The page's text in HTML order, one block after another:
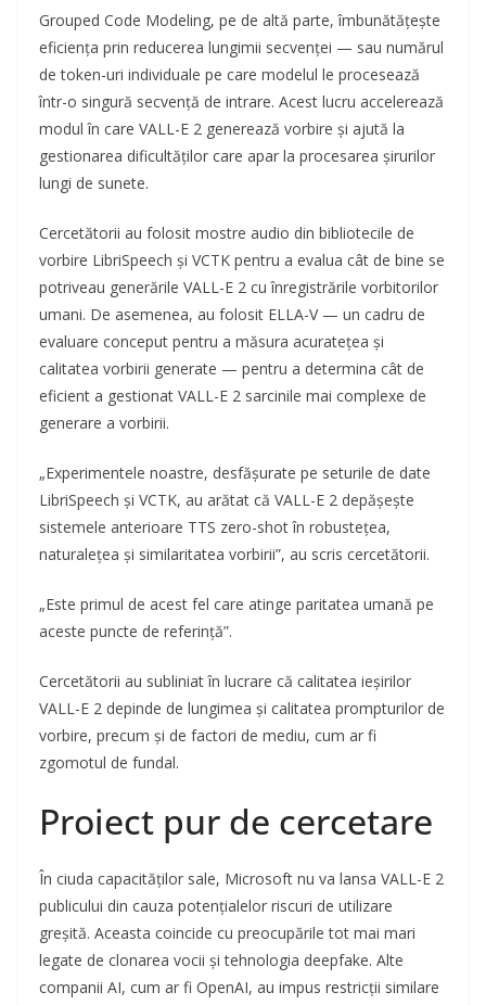
Grouped Code Modeling, pe de altă parte, îmbunătățește
eficiența prin reducerea lungimii secvenței — sau numărul
de token-uri individuale pe care modelul le procesează
într-o singură secvență de intrare. Acest lucru accelerează
modul în care VALL-E 2 generează vorbire și ajută la
gestionarea dificultăților care apar la procesarea șirurilor
lungi de sunete.
Cercetătorii au folosit mostre audio din bibliotecile de
vorbire LibriSpeech și VCTK pentru a evalua cât de bine se
potriveau generările VALL-E 2 cu înregistrările vorbitorilor
umani. De asemenea, au folosit ELLA-V — un cadru de
evaluare conceput pentru a măsura acuratețea și
calitatea vorbirii generate — pentru a determina cât de
eficient a gestionat VALL-E 2 sarcinile mai complexe de
generare a vorbirii.
„Experimentele noastre, desfășurate pe seturile de date
LibriSpeech și VCTK, au arătat că VALL-E 2 depășește
sistemele anterioare TTS zero-shot în robustețea,
naturalețea și similaritatea vorbirii”, au scris cercetătorii.
„Este primul de acest fel care atinge paritatea umană pe
aceste puncte de referință”.
Cercetătorii au subliniat în lucrare că calitatea ieșirilor
VALL-E 2 depinde de lungimea și calitatea prompturilor de
vorbire, precum și de factori de mediu, cum ar fi
zgomotul de fundal.
Proiect pur de cercetare
În ciuda capacităților sale, Microsoft nu va lansa VALL-E 2
publicului din cauza potențialelor riscuri de utilizare
greșită. Aceasta coincide cu preocupările tot mai mari
legate de clonarea vocii și tehnologia deepfake. Alte
companii AI, cum ar fi OpenAI, au impus restricții similare